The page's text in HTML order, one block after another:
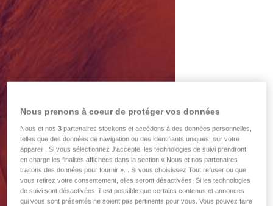
Nous prenons à coeur de protéger vos données
Nous et nos3 partenaires stockons et accédons à des données personnelles,
telles que des données de navigation ou des identifiants uniques, sur votre
appareil . Si vous sélectionnez J'accepte, les technologies de suivi prendront
en charge les finalités affichées dans la section « Nous et nos partenaires
traitons des données pour fournir ». . Si vous choisissez Tout refuser ou que
vous retirez votre consentement, elles seront désactivées. Si les technologies
de suivi sont désactivées, il est possible que certains contenus et annonces
qui vous sont présentés ne soient pas pertinents pour vous. Vous pouvez faire